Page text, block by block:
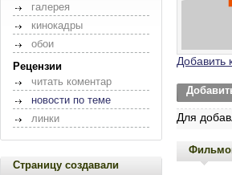
галерея
кинокадры
обои
Рецензии
читать коментар
новости по теме
линки
Страницу создавали
Для